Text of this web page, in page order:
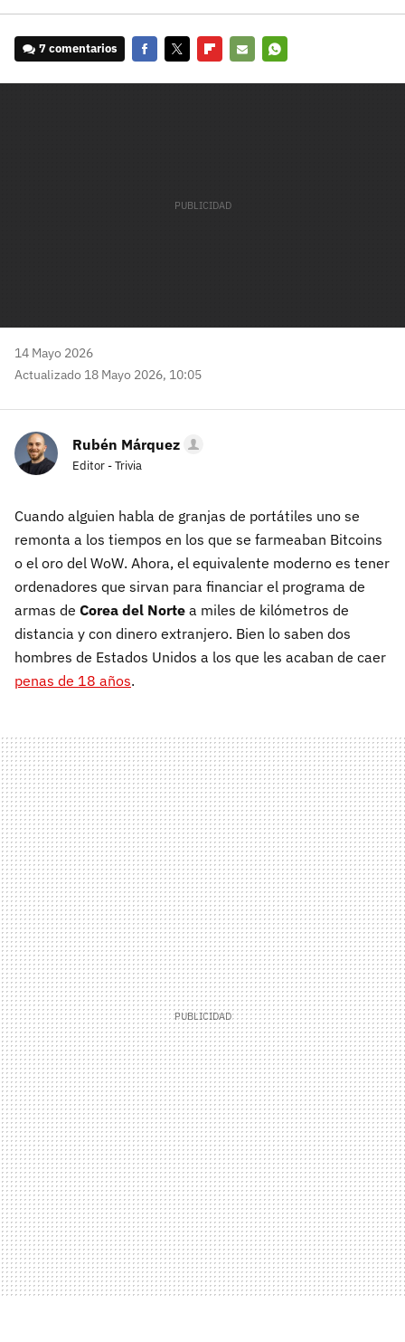
7 comentarios
14 Mayo 2026
Actualizado 18 Mayo 2026, 10:05
Rubén Márquez
Editor - Trivia
Cuando alguien habla de granjas de portátiles uno se
remonta a los tiempos en los que se farmeaban Bitcoins
o el oro del WoW. Ahora, el equivalente moderno es tener
ordenadores que sirvan para financiar el programa de
armas de Corea del Norte a miles de kilómetros de
distancia y con dinero extranjero. Bien lo saben dos
hombres de Estados Unidos a los que les acaban de caer
penas de 18 años.